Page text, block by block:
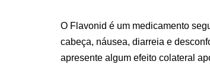
O Flavonid é um medicamento
cabeça, náusea, diarreia e
apresente algum efeito colateral